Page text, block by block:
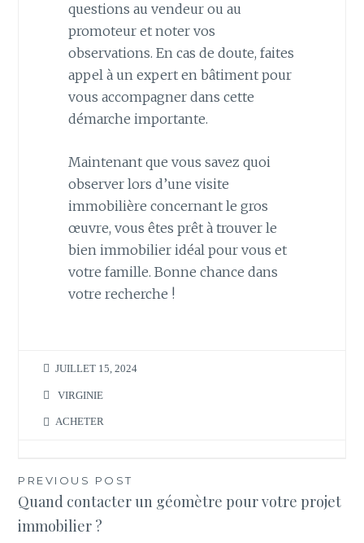
questions au vendeur ou au
promoteur et noter vos
observations. En cas de doute, faites
appel à un expert en bâtiment pour
vous accompagner dans cette
démarche importante.
Maintenant que vous savez quoi
observer lors d’une visite
immobilière concernant le gros
œuvre, vous êtes prêt à trouver le
bien immobilier idéal pour vous et
votre famille. Bonne chance dans
votre recherche !
JUILLET 15, 2024
VIRGINIE
ACHETER
Navigation
de
PREVIOUS POST
Quand contacter un géomètre pour votre projet
immobilier ?